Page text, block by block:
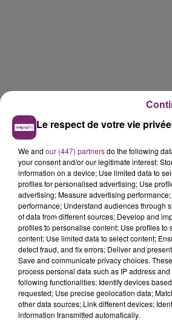
La Bulle -
Le respect de votre vie
We and our (447) partnersdo the following
your consent and/or our legitimate interest:
information on a device; Use limited data to
profiles for personalised advertising; Use
advertising; Measure advertising
performance; Understand audiences through
of data from different sources; Develop and
profiles to personalise content; Use profiles to
content; Use limited data to select content;
detect fraud, and fix errors; Deliver and
Save and communicate privacy choices.
process personal data such as IP address
following functionalities: Identify devices
requested; Use precise geolocation data;
other data sources; Link different devices;
information transmitted automatically.